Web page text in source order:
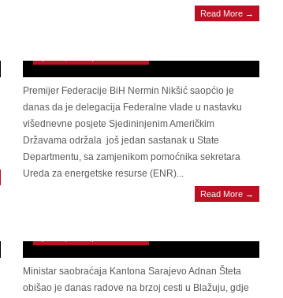
Read More →
ZVANIČNA POSJETA Nikšić u State
Departmentu: Još jedna potvrda američke
Premijer Federacije BiH Nermin Nikšić saopćio je
danas da je delegacija Federalne vlade u nastavku
višednevne posjete Sjedininjenim Američkim
Državama održala još jedan sastanak u State
Departmentu, sa zamjenikom pomoćnika sekretara
Ureda za energetske resurse (ENR)...
Read More →
VAŽAN PROJEKT Obnovljen prijelaz na brzoj
cesti u Blažuju, sutra popodne saobraćajnica će
Ministar saobraćaja Kantona Sarajevo Adnan Šteta
obišao je danas radove na brzoj cesti u Blažuju, gdje